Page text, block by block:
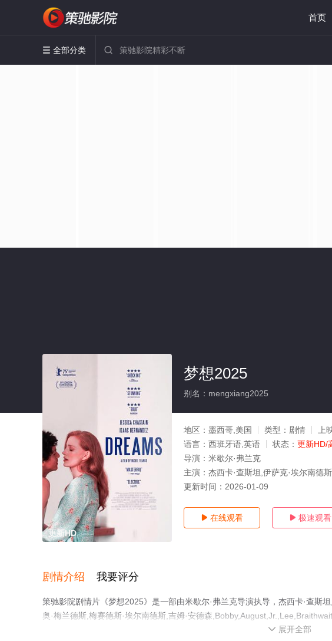
首页
 全部分类 
更新HD
梦想2025
别名：mengxiang2025
地区： 墨西哥,美国 类型： 剧情 上
语言： 西班牙语,英语 状态： 更新HD/
导演： 米歇尔·弗兰克
主演： 杰西卡·查斯坦,伊萨克·埃尔南德
更新时间： 2026-01-09
 在线观看  极速观看
剧情介绍 我要评分
策驰影院剧情片《梦想2025》是一部由米歇尔·弗兰克导演执导，杰西卡·查斯
奥·梅兰德斯,梅赛德斯·埃尔南德斯,吉姆·安德森
蒂,Nicholas,Gould,Scott,Jordan,J等演员精彩演绎的墨西哥,美国电影，手机免
 展开全部